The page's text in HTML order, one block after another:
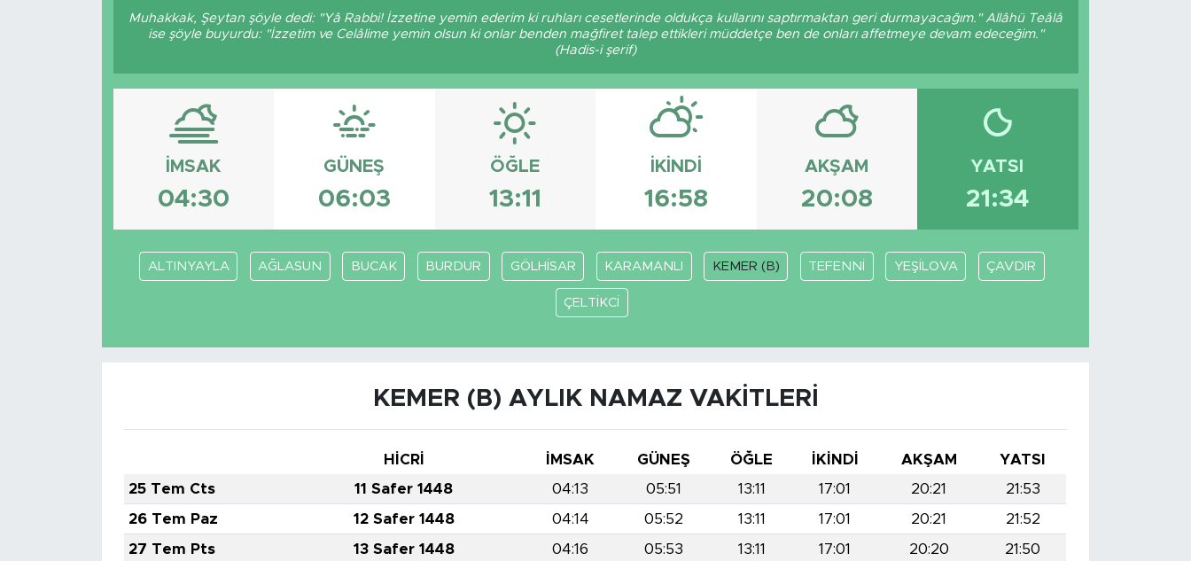
Muhakkak, Şeytan şöyle dedi: "Yâ Rabbi! İzzetine yemin ederim ki ruhları cesetlerinde oldukça kullarını saptırmaktan geri durmayacağım." Allâhü Teâlâ
ise şöyle buyurdu: "İzzetim ve Celâlime yemin olsun ki onlar benden mağfiret talep ettikleri müddetçe ben de onları affetmeye devam edeceğim."
(Hadis-i şerif)
İMSAK
04:30
GÜNEŞ
06:03
ÖĞLE
13:11
İKINDI
16:58
AKŞAM
20:08
YATSI
21:34
ALTINYAYLA AĞLASUN BUCAK BURDUR GÖLHİSAR KARAMANLI KEMER (B) TEFENNİ YEŞİLOVA ÇAVDIR
ÇELTİKCİ
KEMER (B) AYLIK NAMAZ VAKITLERI
HİCRİ İMSAK GÜNEŞ ÖĞLE İKINDI AKŞAM
YATSI
25 Tem Cts
11 Safer 1448 04:13 05:51 13:11 17:01 20:21
21:53
26 Tem Paz
12 Safer 1448 04:14 05:52 13:11 17:01 20:21
21:52
27 Tem Pts
13 Safer 1448 04:16 05:53 13:11 17:01 20:20
21:50